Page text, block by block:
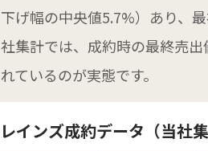
下げ幅の中央値5.7%）あり、
社集計では、成約時の最終売
れているのが実態です。
レインズ成約データ（当社